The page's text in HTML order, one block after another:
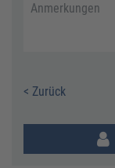
Anmerkungen
< Zurück